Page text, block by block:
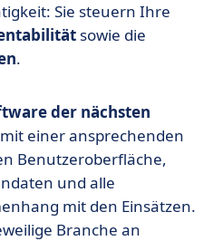
Sie steuern Ihre
sowie die
.
der nächsten
einer ansprechenden
Benutzeroberfläche,
und alle
mit den Einsätzen.
Branche an